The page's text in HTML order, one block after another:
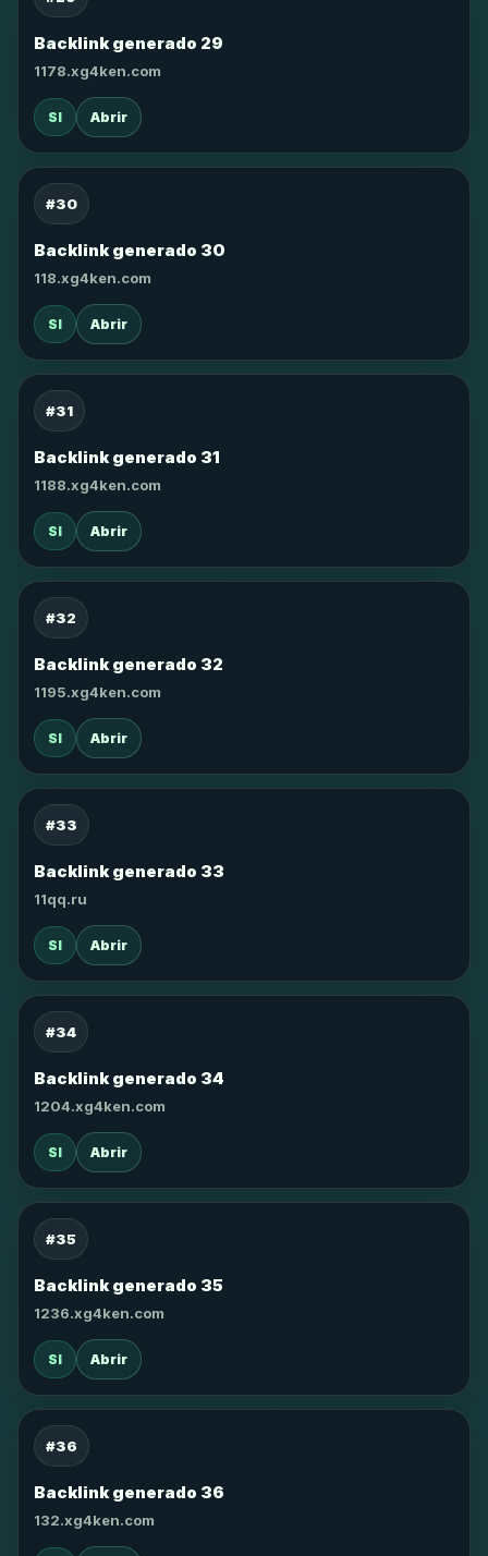
Backlink generado 29
1178.xg4ken.com
SI Abrir
#30
Backlink generado 30
118.xg4ken.com
SI Abrir
#31
Backlink generado 31
1188.xg4ken.com
SI Abrir
#32
Backlink generado 32
1195.xg4ken.com
SI Abrir
#33
Backlink generado 33
11qq.ru
SI Abrir
#34
Backlink generado 34
1204.xg4ken.com
SI Abrir
#35
Backlink generado 35
1236.xg4ken.com
SI Abrir
#36
Backlink generado 36
132.xg4ken.com